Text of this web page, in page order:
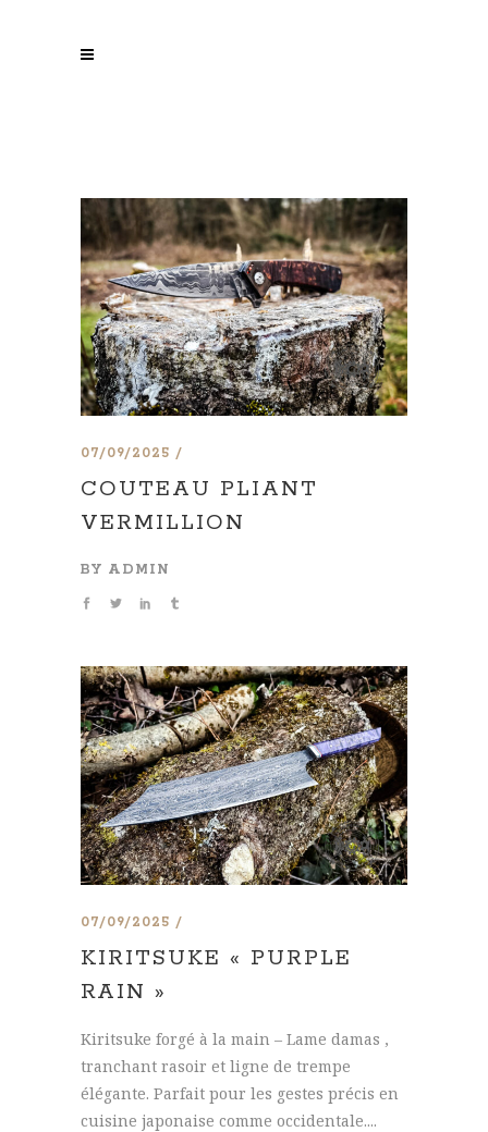
07/09/2025
COUTEAU PLIANT
VERMILLION
BY ADMIN
07/09/2025
KIRITSUKE « PURPLE
RAIN »
Kiritsuke forgé à la main – Lame damas ,
tranchant rasoir et ligne de trempe
élégante. Parfait pour les gestes précis en
cuisine japonaise comme occidentale....